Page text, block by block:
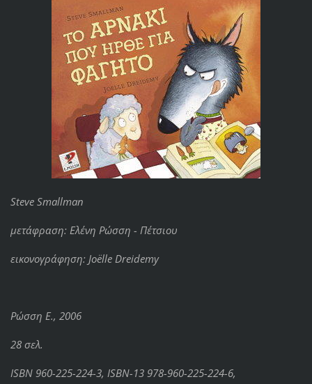
Steve Smallman
μετάφραση: Ελένη Ρώσση - Πέτσιου
εικονογράφηση: Joëlle Dreidemy
Ρώσση Ε., 2006
28 σελ.
ISBN 960-225-224-3, ISBN-13 978-960-225-224-6,